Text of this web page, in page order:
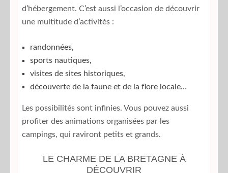
d’hébergement. C’est aussi l’occasion de découvrir
une multitude d’activités :
randonnées,
sports nautiques,
visites de sites historiques,
découverte de la faune et de la flore locale…
Les possibilités sont infinies. Vous pouvez aussi
profiter des animations organisées par les
campings, qui raviront petits et grands.
LE CHARME DE LA BRETAGNE À
DÉCOUVRIR